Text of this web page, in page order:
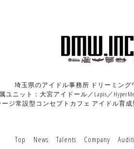
埼玉県のアイドル事務所 ドリーミング
ユニット：大宮アイドール／Lapis／
ージ常設型コンセプトカフェ アイドル育
Top News Talents Company